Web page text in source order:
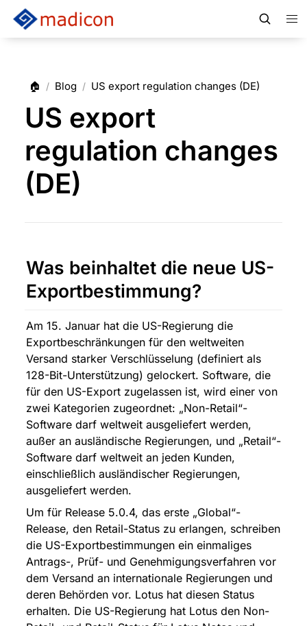
🏠 / Blog / US export regulation changes (DE)
US export
regulation changes
(DE)
Was beinhaltet die neue US-
Exportbestimmung?
Am 15. Januar hat die US-Regierung die
Exportbeschränkungen für den weltweiten
Versand starker Verschlüsselung (definiert als
128-Bit-Unterstützung) gelockert. Software, die
für den US-Export zugelassen ist, wird einer von
zwei Kategorien zugeordnet: „Non-Retail“-
Software darf weltweit ausgeliefert werden,
außer an ausländische Regierungen, und „Retail“-
Software darf weltweit an jeden Kunden,
einschließlich ausländischer Regierungen,
ausgeliefert werden.
Um für Release 5.0.4, das erste „Global“-
Release, den Retail-Status zu erlangen, schreiben
die US-Exportbestimmungen ein einmaliges
Antrags-, Prüf- und Genehmigungsverfahren vor
dem Versand an internationale Regierungen und
deren Behörden vor. Lotus hat diesen Status
erhalten. Die US-Regierung hat Lotus den Non-